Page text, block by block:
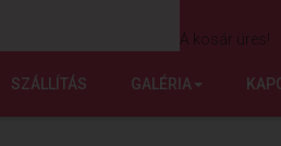
A kosár üres!
SZÁLLÍTÁS GALÉRIA